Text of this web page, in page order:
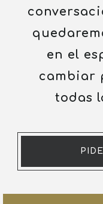
en el
cambiar
todas